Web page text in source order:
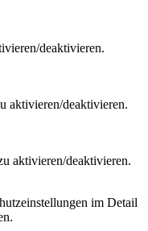
deaktivieren.
aktivieren/deaktivieren.
aktivieren/deaktivieren.
im Detail